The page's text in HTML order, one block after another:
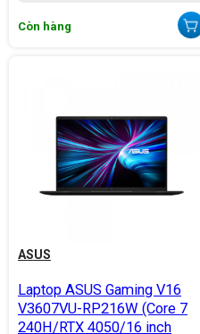
Còn hàng
ASUS
Laptop ASUS Gaming V16
V3607VU-RP216W (Core 7
240H/RTX 4050/16 inch